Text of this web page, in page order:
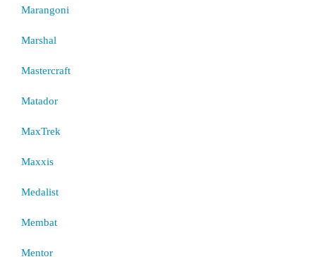
Marangoni
Marshal
Mastercraft
Matador
MaxTrek
Maxxis
Medalist
Membat
Mentor